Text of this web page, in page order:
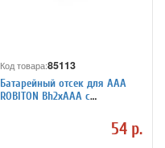
Код товара:85113
Батарейный отсек для ААА
ROBITON Bh2xAAA с
54 р.